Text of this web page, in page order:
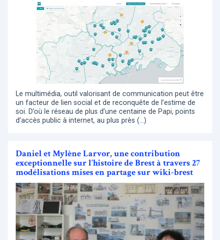
Le multimédia, outil valorisant de communication peut être
un facteur de lien social et de reconquête de l’estime de
soi. D’où le réseau de plus d’une centaine de Papi, points
d’accès public à internet, au plus près (…)
Daniel et Mylène Larvor, une contribution
exceptionnelle sur l’histoire de Brest à travers 27
modélisations mises en partage sur wiki-brest